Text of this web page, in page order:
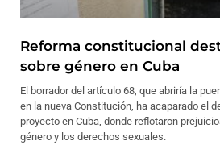
Reforma constitucional
sobre género en Cuba
El borrador del artículo 68, que abriría la
en la nueva Constitución, ha acaparado el
proyecto en Cuba, donde reflotaron
género y los derechos sexuales.